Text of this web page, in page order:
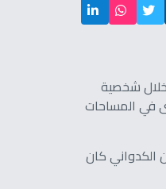
شخصية
في المساحات
الكدواني كان